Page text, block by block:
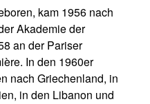
kam 1956 nach
Akademie der
an der Pariser
In den 1960er
nach Griechenland, in
in den Libanon und